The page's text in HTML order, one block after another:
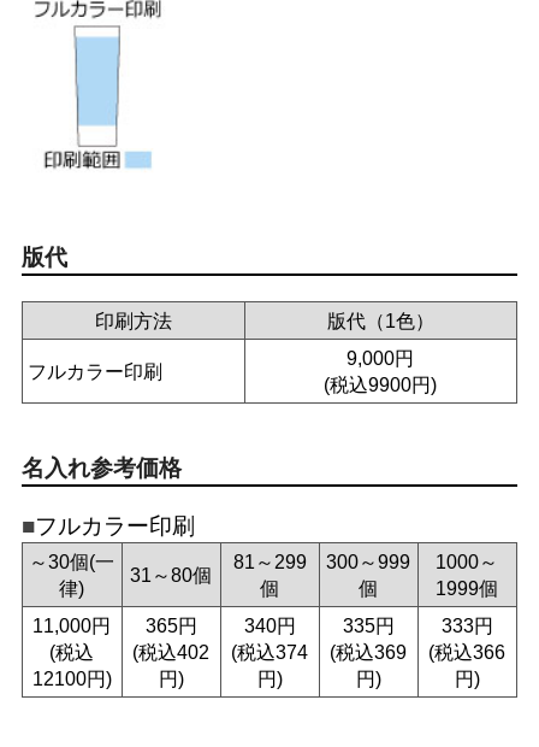
版代
印刷方法 版代（1色）
フルカラー印刷
9,000円
(税込9900円)
名入れ参考価格
フルカラー印刷
～30個(一
律)
31～80個
81～299
個
300～999
個
1000～
1999個
11,000円
(税込
12100円)
365円
(税込402
円)
340円
(税込374
円)
335円
(税込369
円)
333円
(税込366
円)